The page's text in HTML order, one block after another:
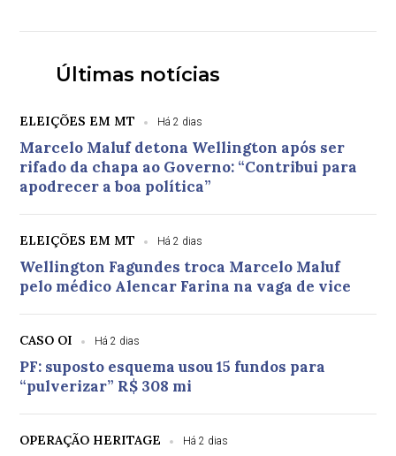
Últimas notícias
ELEIÇÕES EM MT Há 2 dias
Marcelo Maluf detona Wellington após ser
rifado da chapa ao Governo: “Contribui para
apodrecer a boa política”
ELEIÇÕES EM MT Há 2 dias
Wellington Fagundes troca Marcelo Maluf
pelo médico Alencar Farina na vaga de vice
CASO OI Há 2 dias
PF: suposto esquema usou 15 fundos para
“pulverizar” R$ 308 mi
OPERAÇÃO HERITAGE Há 2 dias